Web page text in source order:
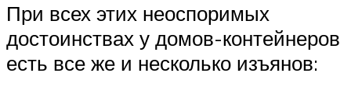
При всех этих неоспоримых
достоинствах у домов-контейнеров
есть все же и несколько изъянов: